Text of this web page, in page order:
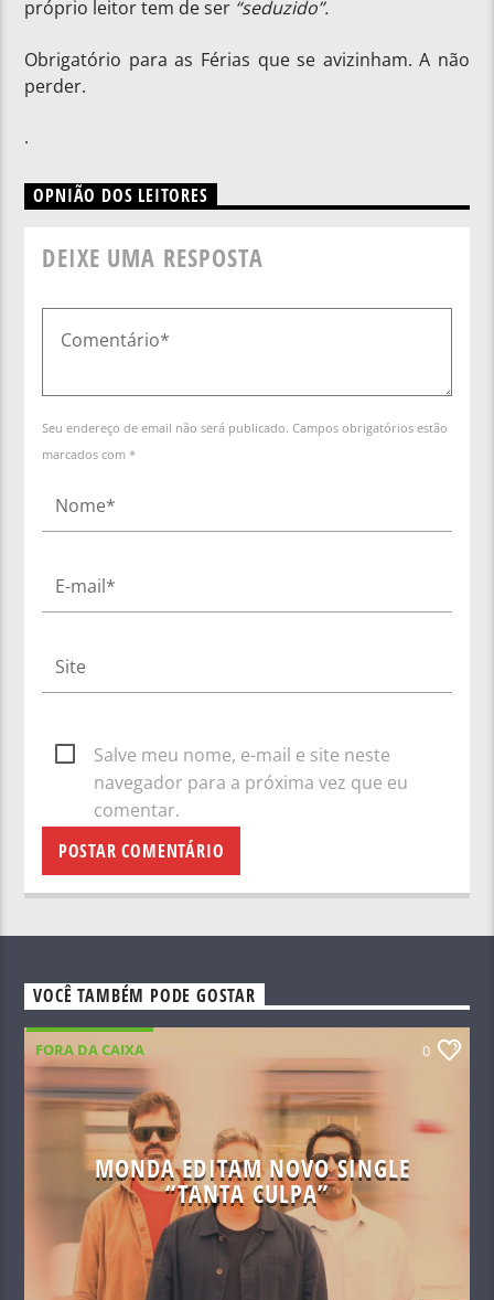
próprio leitor tem de ser “seduzido”.
Obrigatório para as Férias que se avizinham. A não
perder.
.
OPNIÃO DOS LEITORES
DEIXE UMA RESPOSTA
Seu endereço de email não será publicado. Campos obrigatórios estão
marcados com *
Salve meu nome, e-mail e site neste
navegador para a próxima vez que eu
comentar.
VOCÊ TAMBÉM PODE GOSTAR
FORA DA CAIXA 0
MONDA EDITAM NOVO SINGLE
“TANTA CULPA”